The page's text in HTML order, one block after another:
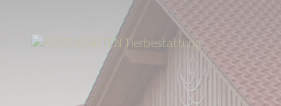
Tierbestattung